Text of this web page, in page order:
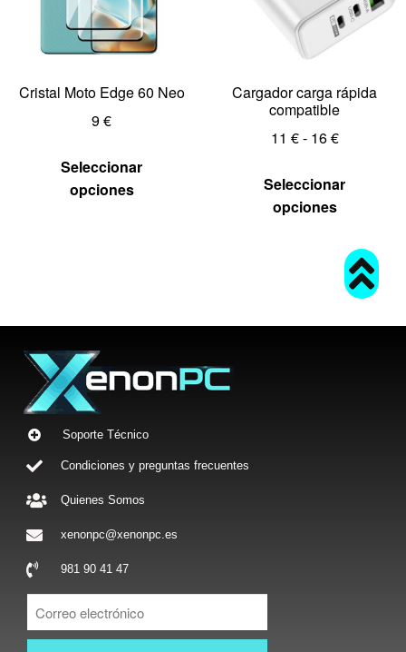
Cristal Moto Edge 60 Neo
9€
Seleccionar
opciones
Cargador carga rápida
compatible
11 €- 16€
Seleccionar
opciones
Soporte Técnico
Condiciones y preguntas frecuentes
Quienes Somos
xenonpc@xenonpc.es
981 90 41 47